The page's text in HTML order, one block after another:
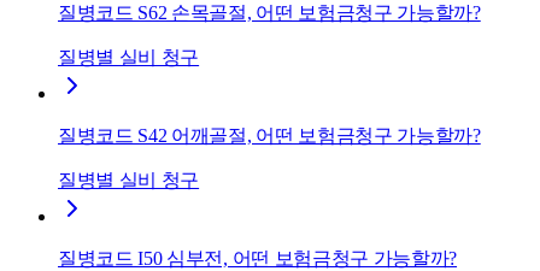
질병코드 S62 손목골절, 어떤 보험금청구 가능할까?
질병별 실비 청구
질병코드 S42 어깨골절, 어떤 보험금청구 가능할까?
질병별 실비 청구
질병코드 I50 심부전, 어떤 보험금청구 가능할까?